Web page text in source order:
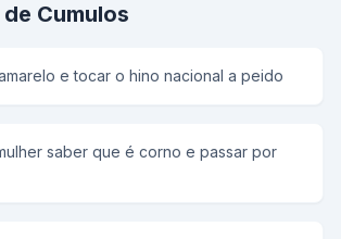
Cumulos
e tocar o hino nacional a peido
saber que é corno e passar por